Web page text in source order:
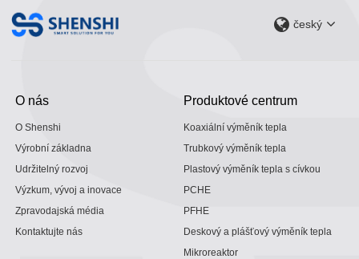
český
O nás
O Shenshi
Výrobní základna
Udržitelný rozvoj
Výzkum, vývoj a inovace
Zpravodajská média
Kontaktujte nás
Produktové centrum
Koaxiální výměník tepla
Trubkový výměník tepla
Plastový výměník tepla s cívkou
PCHE
PFHE
Deskový a plášťový výměník tepla
Mikroreaktor